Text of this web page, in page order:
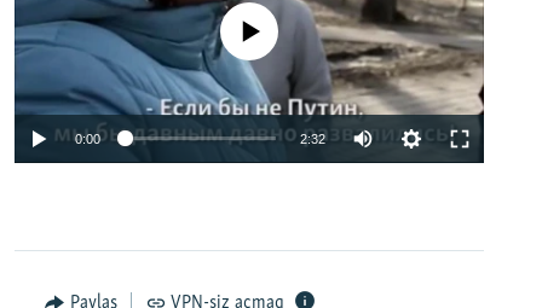
No media source currently available
0:00 2:32
Paylaş VPN-siz açmaq